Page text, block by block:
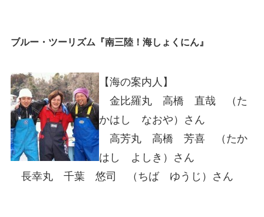
ブルー・ツーリズム『南三陸！海しょくにん』
【海の案内人】
金比羅丸 高橋 直哉 （た
かはし なおや）さん
高芳丸 高橋 芳喜 （たか
はし よしき）さん
長幸丸 千葉 悠司 （ちば ゆうじ）さん